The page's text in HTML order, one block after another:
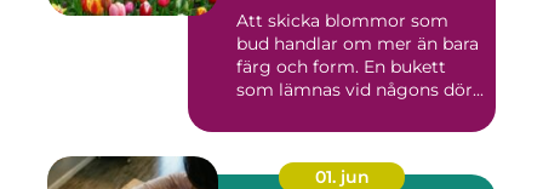
Att skicka blommor som
bud handlar om mer än bara
färg och form. En bukett
som lämnas vid någons dör...
01. jun